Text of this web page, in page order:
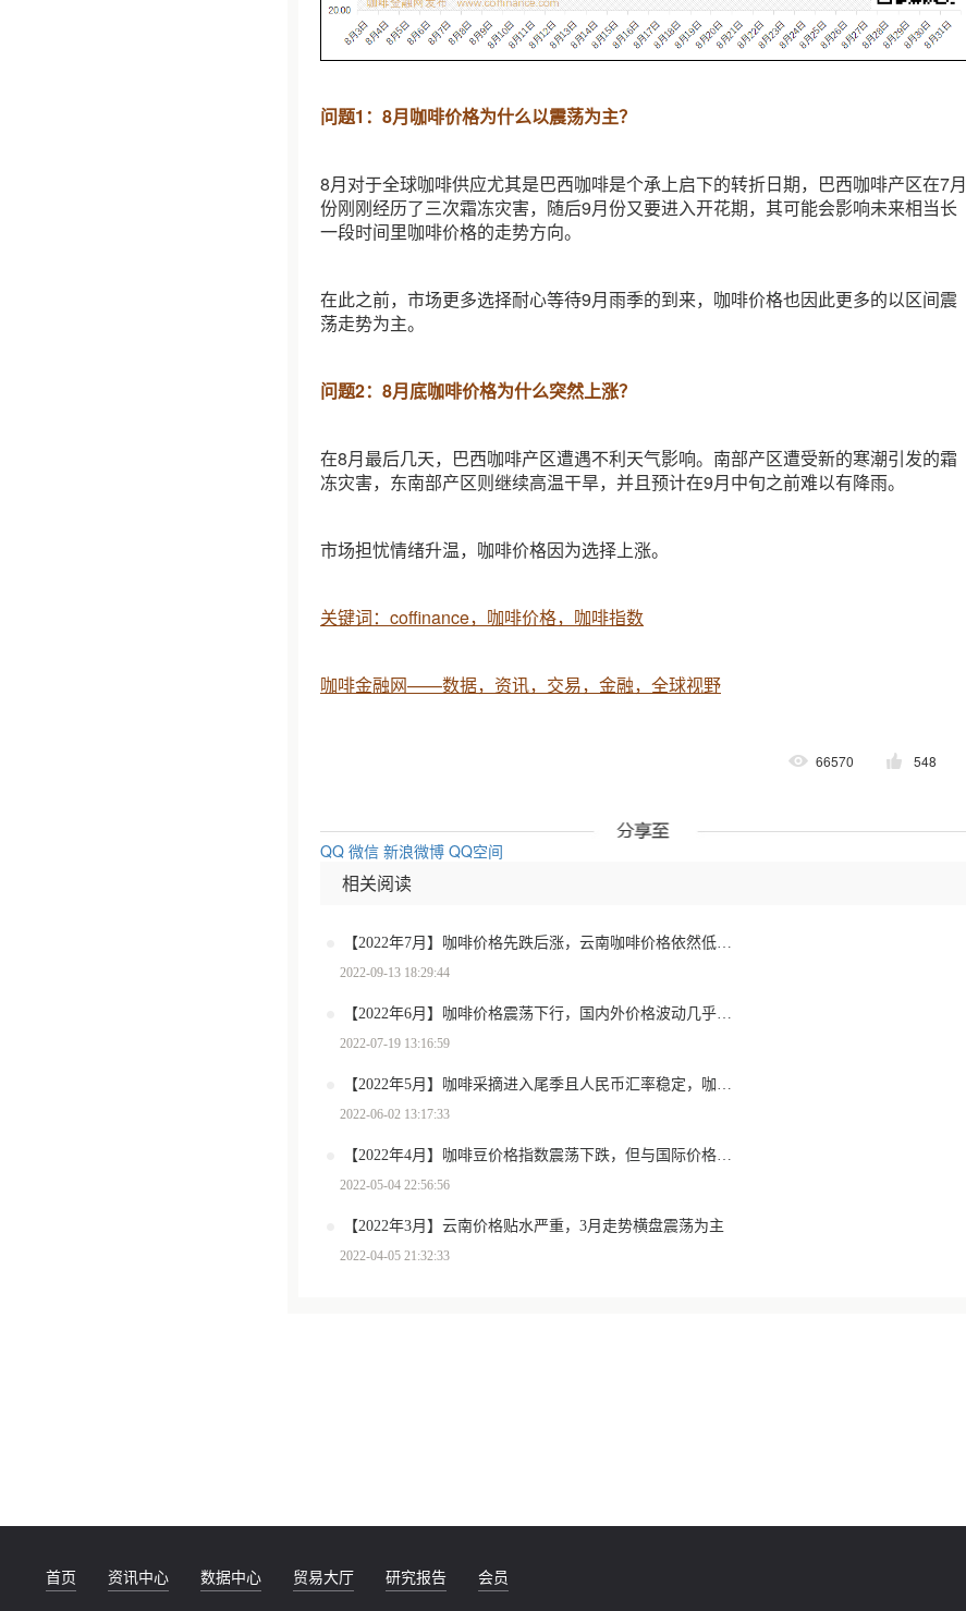
问题1：8月咖啡价格为什么以震荡为主？
8月对于全球咖啡供应尤其是巴西咖啡是个承上启下的转折日期，巴西咖啡产区在7月
份刚刚经历了三次霜冻灾害，随后9月份又要进入开花期，其可能会影响未来相当长
一段时间里咖啡价格的走势方向。
在此之前，市场更多选择耐心等待9月雨季的到来，咖啡价格也因此更多的以区间震
荡走势为主。
问题2：8月底咖啡价格为什么突然上涨？
在8月最后几天，巴西咖啡产区遭遇不利天气影响。南部产区遭受新的寒潮引发的霜
冻灾害，东南部产区则继续高温干旱，并且预计在9月中旬之前难以有降雨。
市场担忧情绪升温，咖啡价格因为选择上涨。
关键词：coffinance，咖啡价格，咖啡指数
咖啡金融网——数据，资讯，交易，金融，全球视野
66570 548
QQ 微信 新浪微博 QQ空间
相关阅读
2022-09-13 18:29:44
2022-07-19 13:16:59
2022-06-02 13:17:33
2022-05-04 22:56:56
【2022年3月】云南价格贴水严重，3月走势横盘震荡为主
2022-04-05 21:32:33
首页 资讯中心 数据中心 贸易大厅 研究报告 会员